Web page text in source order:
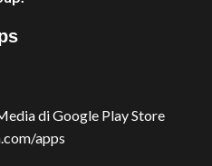
di Google Play Store
apps